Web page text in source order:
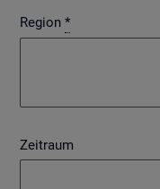
Region *
Zeitraum